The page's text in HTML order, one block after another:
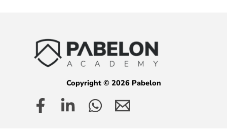
Copyright © 2026 Pabelon